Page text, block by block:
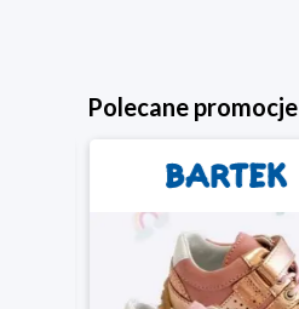
Polecane promocje